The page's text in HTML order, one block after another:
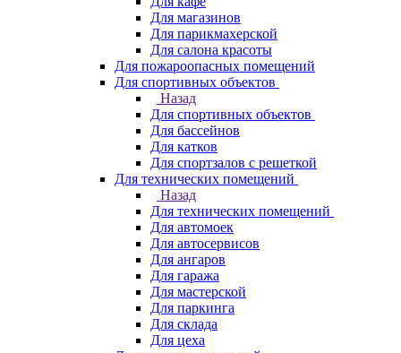
Для магазинов
Для парикмахерской
Для салона красоты
Для пожароопасных помещений
Для спортивных объектов
Назад
Для спортивных объектов
Для бассейнов
Для катков
Для спортзалов с решеткой
Для технических помещений
Назад
Для технических помещений
Для автомоек
Для автосервисов
Для ангаров
Для гаража
Для мастерской
Для паркинга
Для склада
Для цеха